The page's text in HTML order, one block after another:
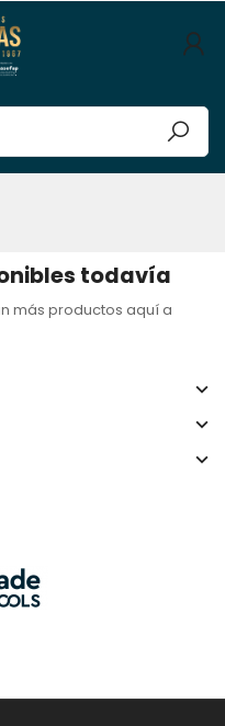
todavía
más productos aquí a